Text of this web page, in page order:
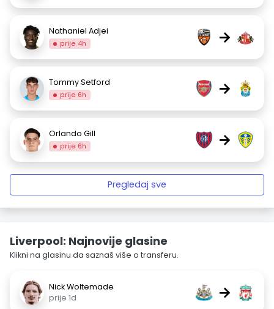
Nathaniel Adjei
prije 4h →
Tommy Setford
prije 6h →
Orlando Gill
prije 6h →
Pregledaj sve
Liverpool: Najnovije glasine
Klikni na glasinu da saznaš više o transferu.
Nick Woltemade
prije 1d
→